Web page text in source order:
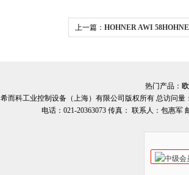
上一篇： HOHNER AWI
热门产品：
希而科工业控制设备（上海）有限公司版权所有 总访问量
电话：021-20363073 传真： 联系人：包惠军